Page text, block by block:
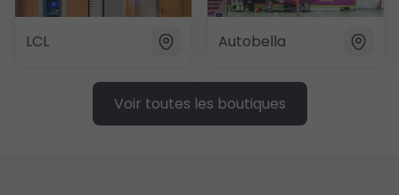
LCL Autobella
Voir toutes les boutiques